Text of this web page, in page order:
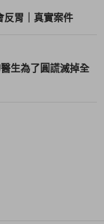
反胃｜真實案件
生為了圓謊滅掉全